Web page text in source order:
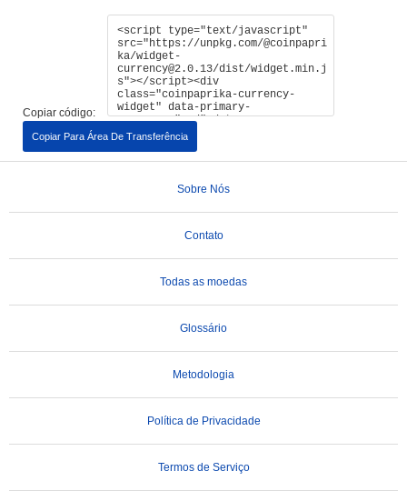
Copiar código:
Copiar Para Área De Transferência
Sobre Nós
Contato
Todas as moedas
Glossário
Metodologia
Política de Privacidade
Termos de Serviço